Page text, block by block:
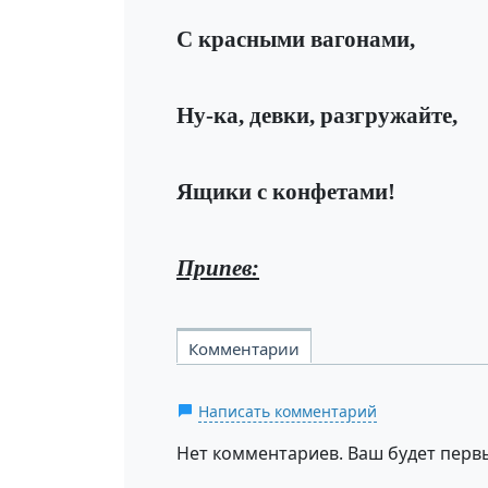
С красными вагонами,
Ну-ка, девки, разгружайте,
Ящики с конфетами!
Припев:
Комментарии
Написать комментарий
Нет комментариев. Ваш будет